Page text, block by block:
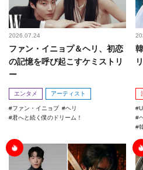
2026.07.24
ファン・イニョプ＆ヘリ、初恋
の記憶を呼び起こすケミストリ
ー
エンタメ アーティスト
ファン・イニョプ
ヘリ
君へと続く僕のドリーム！